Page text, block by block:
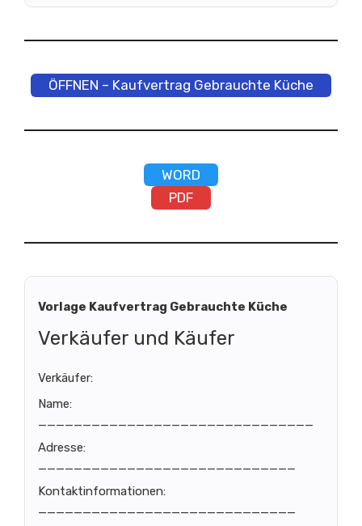
ÖFFNEN – Kaufvertrag Gebrauchte Küche
WORD
PDF
Vorlage Kaufvertrag Gebrauchte Küche
Verkäufer und Käufer
Verkäufer:
Name:
Adresse:
Kontaktinformationen: